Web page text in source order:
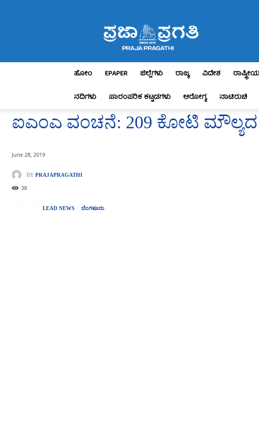
Pragathi
ಹೋಂ EPAPER ಜಿಲ್ಲೆಗಳು ರಾಜ್ಯ ವಿದೇಶ ರಾಷ್ಟ್ರೀಯ
ನದಿಗಳು
ಪಾರಂಪರಿಕ ಕಟ್ಟಡಗಳು ಆರೋಗ್ಯ ನಾಟಿರುಚಿ
ಐಎಂಎ ವಂಚನೆ: 209 ಕೋಟಿ ಮೌಲ್ಯದ
June 28, 2019
BY PRAJAPRAGATHI
38
LEAD NEWS ಬೆಂಗಳೂರು